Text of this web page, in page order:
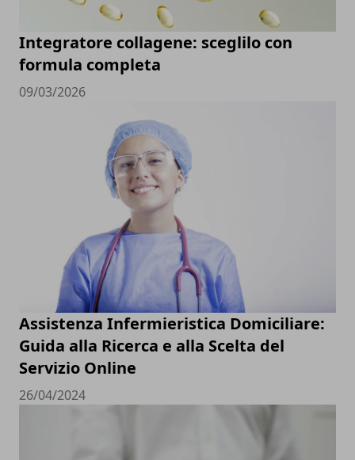
Integratore collagene: sceglilo con
formula completa
09/03/2026
Assistenza Infermieristica Domiciliare:
Guida alla Ricerca e alla Scelta del
Servizio Online
26/04/2024